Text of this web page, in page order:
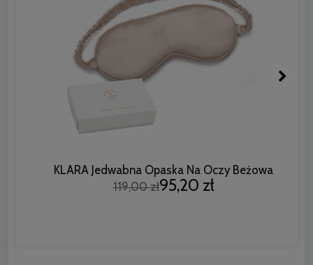
KLARA Jedwabna Opaska Na Oczy Beżowa
119,00 zł95,20 zł